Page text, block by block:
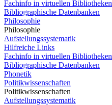
Fachinfo in virtuellen Bibliotheken
Bibliographische Datenbanken
Philosophie
Philosophie
Aufstellungssystematik
Hilfreiche Links
Fachinfo in virtuellen Bibliotheken
Bibliographische Datenbanken
Phonetik
Politikwissenschaften
Politikwissenschaften
Aufstellungssystematik